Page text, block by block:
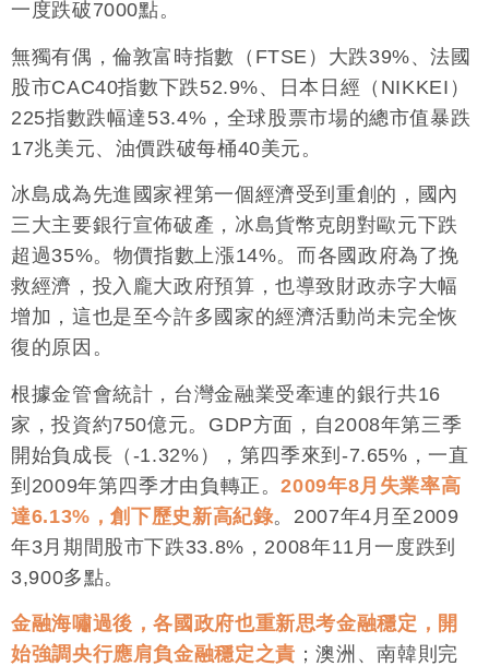
一度跌破7000點。
無獨有偶，倫敦富時指數（FTSE）大跌39%、法國
股市CAC40指數下跌52.9%、日本日經（NIKKEI）
225指數跌幅達53.4%，全球股票市場的總市值暴跌
17兆美元、油價跌破每桶40美元。
冰島成為先進國家裡第一個經濟受到重創的，國內
三大主要銀行宣佈破產，冰島貨幣克朗對歐元下跌
超過35%。物價指數上漲14%。而各國政府為了挽
救經濟，投入龐大政府預算，也導致財政赤字大幅
增加，這也是至今許多國家的經濟活動尚未完全恢
復的原因。
根據金管會統計，台灣金融業受牽連的銀行共16
家，投資約750億元。GDP方面，自2008年第三季
開始負成長（-1.32%），第四季來到-7.65%，一直
到2009年第四季才由負轉正。2009年8月失業率高
達6.13%，創下歷史新高紀錄。2007年4月至2009
年3月期間股市下跌33.8%，2008年11月一度跌到
3,900多點。
金融海嘯過後，各國政府也重新思考金融穩定，開
始強調央行應肩負金融穩定之責 ；澳洲、南韓則完